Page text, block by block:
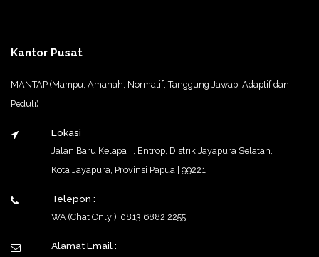
Kantor Pusat
MANTAP (Mampu, Amanah, Normatif, Tanggung Jawab, Adaptif dan
Peduli)
Lokasi
Jalan Baru Kelapa II, Entrop, Distrik Jayapura Selatan,
Kota Jayapura, Provinsi Papua | 99221
Telepon :
WA (Chat Only ): 0813 6882 2255
Alamat Email :